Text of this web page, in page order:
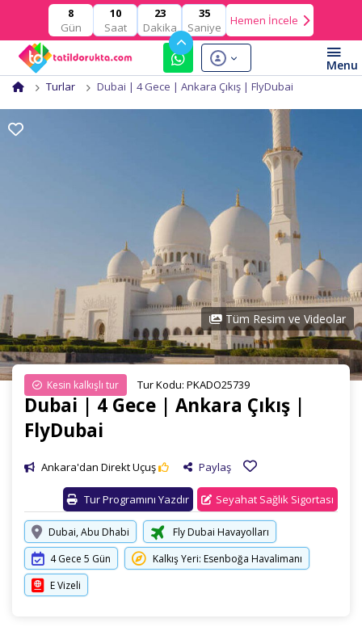
8
Gün
10
Saat
23
Dakika
35
Saniye
Hemen İncele
Turlar Dubai | 4 Gece | Ankara Çıkış | FlyDubai
Tüm Resim ve Videolar
Kesin kalkışlı tur Tur Kodu: PKADO25739
Dubai | 4 Gece | Ankara Çıkış |
FlyDubai
Ankara'dan Direkt Uçuş Paylaş
Seyahat Sağlık Sigortası
Tur Programını Yazdır
Dubai, Abu Dhabi
Fly Dubai Havayolları
4 Gece 5 Gün
Kalkış Yeri: Esenboğa Havalimanı
E Vizeli